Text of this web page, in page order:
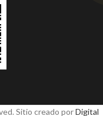
Sitio creado porDigital